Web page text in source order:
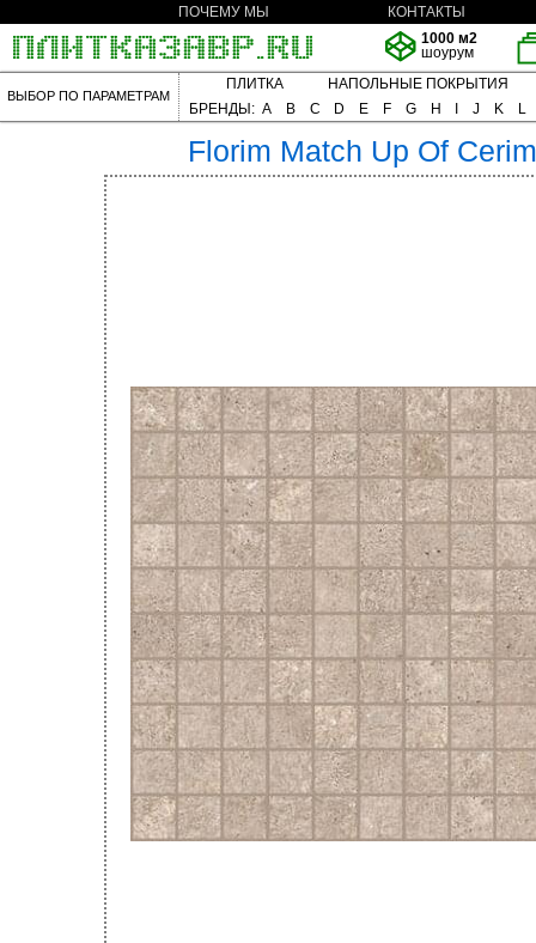
ПОЧЕМУ МЫ
КОНТАКТЫ
1000 м2
шоурум
ВЫБОР ПО ПАРАМЕТРАМ
ПЛИТКА
НАПОЛЬНЫЕ ПОКРЫТИЯ
БРЕНДЫ: A B C D E F G H J K L
Florim Match Up Of Cerim